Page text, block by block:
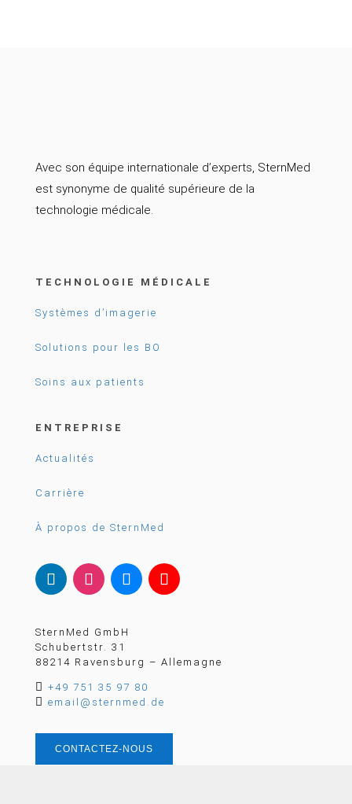
Avec son équipe internationale d’experts, SternMed
est synonyme de qualité supérieure de la
technologie médicale.
TECHNOLOGIE MÉDICALE
Systèmes d’imagerie
Solutions pour les BO
Soins aux patients
ENTREPRISE
Actualités
Carrière
À propos de SternMed
SternMed GmbH
Schubertstr. 31
88214 Ravensburg – Allemagne
 +49 751 35 97 80
 email@sternmed.de
CONTACTEZ-NOUS